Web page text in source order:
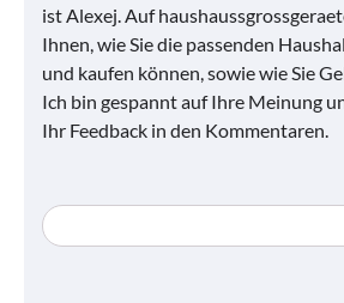
ist Alexej. Auf
Ihnen, wie Sie die passenden
und kaufen können, sowie wie Sie
Ich bin gespannt auf Ihre Meinung
Ihr Feedback in den Kommentaren.